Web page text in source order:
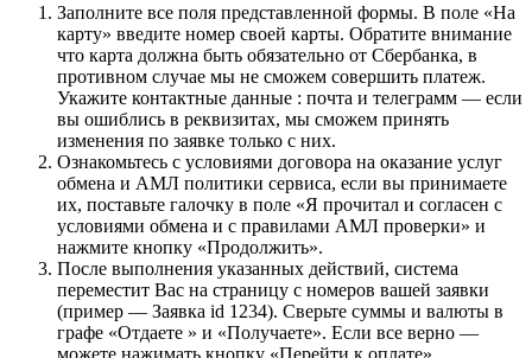
Заполните все поля представленной формы. В поле «На
карту» введите номер своей карты. Обратите внимание
что карта должна быть обязательно от Сбербанка, в
противном случае мы не сможем совершить платеж.
Укажите контактные данные : почта и телеграмм — если
вы ошиблись в реквизитах, мы сможем принять
изменения по заявке только с них.
Ознакомьтесь с условиями договора на оказание услуг
обмена и АМЛ политики сервиса, если вы принимаете
их, поставьте галочку в поле «Я прочитал и согласен с
условиями обмена и с правилами АМЛ проверки» и
нажмите кнопку «Продолжить».
После выполнения указанных действий, система
переместит Вас на страницу с номеров вашей заявки
(пример — Заявка id 1234). Сверьте суммы и валюты в
графе «Отдаете » и «Получаете». Если все верно —
можете нажимать кнопку «Перейти к оплате».